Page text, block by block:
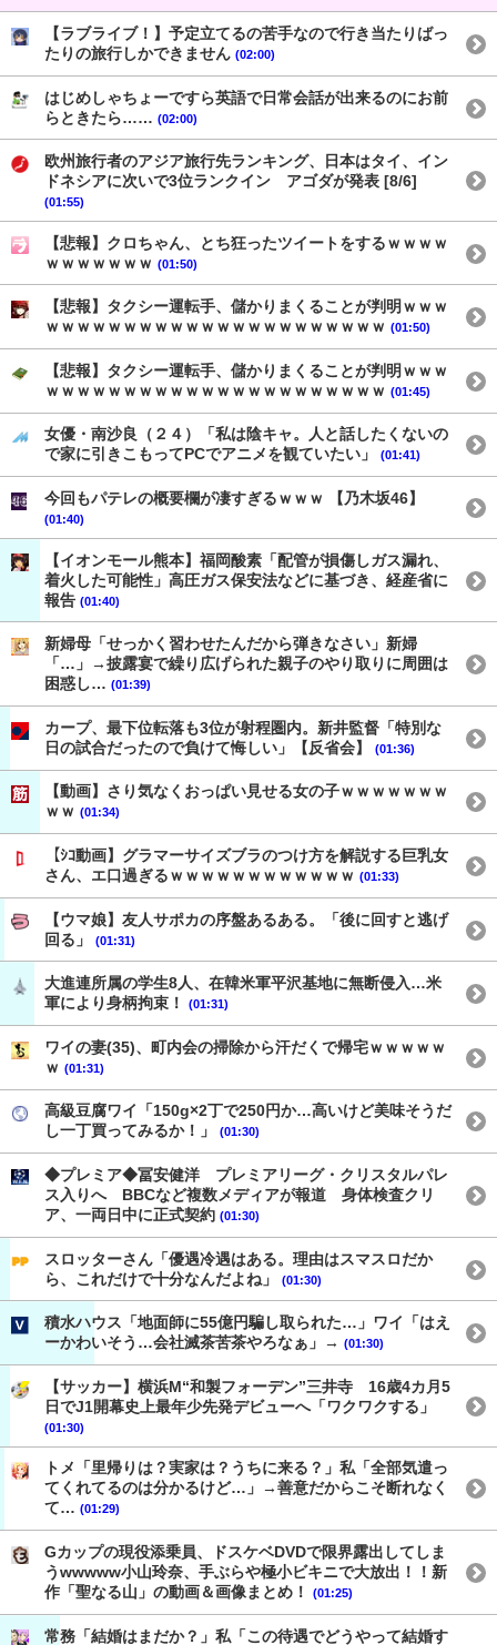
【ラブライブ！】予定立てるの苦手なので行き当たりばっ
たりの旅行しかできません (02:00)
はじめしゃちょーですら英語で日常会話が出来るのにお前
らときたら…… (02:00)
欧州旅行者のアジア旅行先ランキング、日本はタイ、イン
ドネシアに次いで3位ランクイン アゴダが発表 [8/6]
(01:55)
【悲報】クロちゃん、とち狂ったツイートをするｗｗｗｗ
ｗｗｗｗｗｗｗ (01:50)
【悲報】タクシー運転手、儲かりまくることが判明ｗｗｗ
ｗｗｗｗｗｗｗｗｗｗｗｗｗｗｗｗｗｗｗｗｗｗ (01:50)
【悲報】タクシー運転手、儲かりまくることが判明ｗｗｗ
ｗｗｗｗｗｗｗｗｗｗｗｗｗｗｗｗｗｗｗｗｗｗ (01:45)
女優・南沙良（２４）「私は陰キャ。人と話したくないの
で家に引きこもってPCでアニメを観ていたい」
(01:41)
今回もパテレの概要欄が凄すぎるｗｗｗ 【乃木坂46】
(01:40)
【イオンモール熊本】福岡酸素「配管が損傷しガス漏れ、
着火した可能性」高圧ガス保安法などに基づき、経産省に
報告 (01:40)
新婦母「せっかく習わせたんだから弾きなさい」新婦
「…」→披露宴で繰り広げられた親子のやり取りに周囲は
困惑し… (01:39)
カープ、最下位転落も3位が射程圏内。新井監督「特別な
日の試合だったので負けて悔しい」【反省会】
(01:36)
【動画】さり気なくおっぱい見せる女の子ｗｗｗｗｗｗｗ
ｗｗ (01:34)
【ｼｺ動画】グラマーサイズブラのつけ方を解説する巨乳女
さん、エ口過ぎるｗｗｗｗｗｗｗｗｗｗｗｗ (01:33)
【ウマ娘】友人サポカの序盤あるある。「後に回すと逃げ
回る」
(01:31)
大進連所属の学生8人、在韓米軍平沢基地に無断侵入…米
軍により身柄拘束！
(01:31)
ワイの妻(35)、町内会の掃除から汗だくで帰宅ｗｗｗｗｗ
ｗ (01:31)
高級豆腐ワイ「150g×2丁で250円か…高いけど美味そうだ
し一丁買ってみるか！」
(01:30)
◆プレミア◆冨安健洋 プレミアリーグ・クリスタルパレ
ス入りへ BBCなど複数メディアが報道 身体検査クリ
ア、一両日中に正式契約 (01:30)
スロッターさん「優遇冷遇はある。理由はスマスロだか
ら、これだけで十分なんだよね」
(01:30)
積水ハウス「地面師に55億円騙し取られた…」ワイ「はえ
ーかわいそう…会社滅茶苦茶やろなぁ」→ (01:30)
【サッカー】横浜M“和製フォーデン”三井寺 16歳4カ月5
日でJ1開幕史上最年少先発デビューへ「ワクワクする」
(01:30)
トメ「里帰りは？実家は？うちに来る？」私「全部気遣っ
てくれてるのは分かるけど…」→善意だからこそ断れなく
て… (01:29)
Gカップの現役添乗員、ドスケベDVDで限界露出してしま
うwwwww小山玲奈、手ぶらや極小ビキニで大放出！！新
作「聖なる山」の動画＆画像まとめ！
(01:25)
常務「結婚はまだか？」私「この待遇でどうやって結婚す